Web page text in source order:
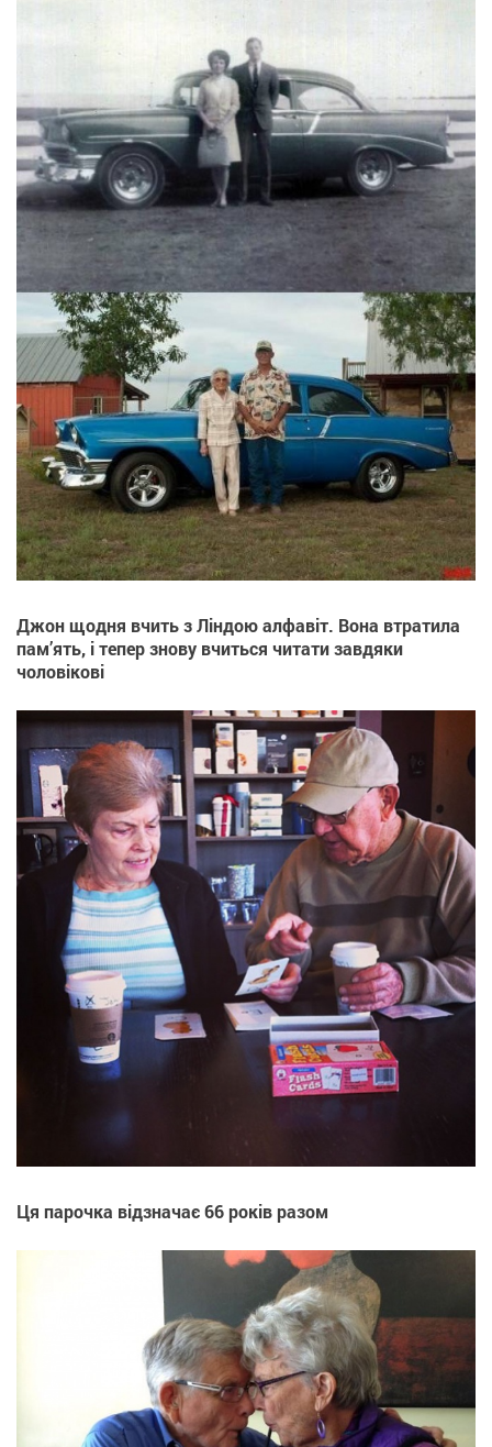
Джон щодня вчить з Ліндою алфавіт. Вона втратила
пам’ять, і тепер знову вчиться читати завдяки
чоловікові
Ця парочка відзначає 66 років разом